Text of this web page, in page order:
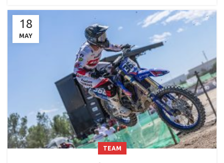
18
MAY
TEAM